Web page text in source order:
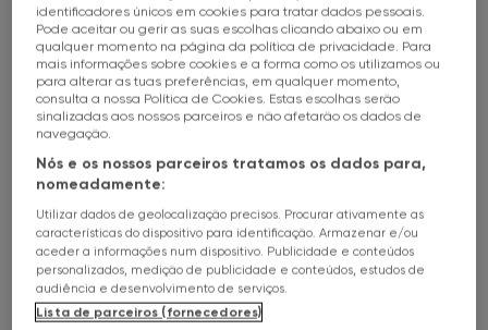
HALL OF FAME
SOBRE
Todas as Lojas
FNAC Alameda
FNAC Alfragide
FNAC AlgarveShopping
FNAC Almada
FNAC Amoreiras
16Abr-02JuncDate
ENTRADA LIVRE
A FUGA
FNAC COLOMBO
IMAGENS DE UMA HISTÓRIA DE CORAGEM E REDENÇÃO
Livro de Paulo Caetano e Jorge Mateus
O final da década de 1950 foi um período de grande
tensão social. Por baixo da aparente estabilidade do
identificadores únicos em cookies para tratar dados pessoais.
Pode aceitar ou gerir as suas escolhas clicando abaixo ou em
qualquer momento na página da política de privacidade. Para
mais informações sobre cookies e a forma como os utilizamos ou
para alterar as tuas preferências, em qualquer momento,
consulta a nossa Política de Cookies. Estas escolhas serão
sinalizadas aos nossos parceiros e não afetarão os dados de
navegação.
Nós e os nossos parceiros tratamos os dados para,
nomeadamente:
Utilizar dados de geolocalização precisos. Procurar ativamente as
características do dispositivo para identificação. Armazenar e/ou
aceder a informações num dispositivo. Publicidade e conteúdos
personalizados, medição de publicidade e conteúdos, estudos de
audiência e desenvolvimento de serviços.
Lista de parceiros (fornecedores)